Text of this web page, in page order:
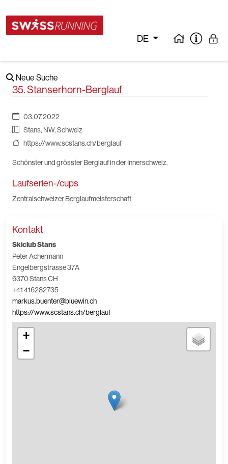
DE
Neue Suche
35. Stanserhorn-Berglauf
03.07.2022
Stans, NW, Schweiz
https://www.scstans.ch/berglauf
Schönster und grösster Berglauf in der Innerschweiz.
Laufserien-/cups
Zentralschweizer Berglaufmeisterschaft
Kontakt
Skiclub Stans
Peter Achermann
Engelbergstrasse 37A
6370 Stans CH
+41 416282735
markus.buenter@bluewin.ch
https://www.scstans.ch/berglauf
+
−